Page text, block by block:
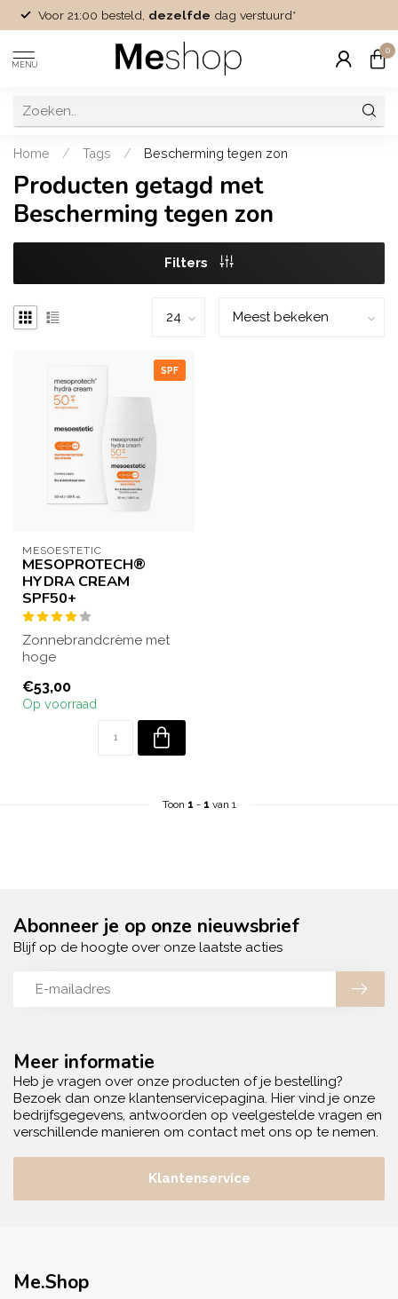
Voor 21:00 besteld, dezelfde dag verstuurd*
MENU
0
Home / Tags / Bescherming tegen zon
Producten getagd met
Bescherming tegen zon
Filters
SPF
MESOESTETIC
MESOPROTECH®
HYDRA CREAM
SPF50+
Zonnebrandcrème met
hoge
SPF50+ voor de droge en
vochtarme hu...
€53,00
Op voorraad
Toon 1 - 1 van 1
Meer informatie
Heb je vragen over onze producten of je bestelling?
Bezoek dan onze klantenservicepagina. Hier vind je onze
bedrijfsgegevens, antwoorden op veelgestelde vragen en
verschillende manieren om contact met ons op te nemen.
Klantenservice
Abonneer je op onze nieuwsbrief
Blijf op de hoogte over onze laatste acties
Me.Shop